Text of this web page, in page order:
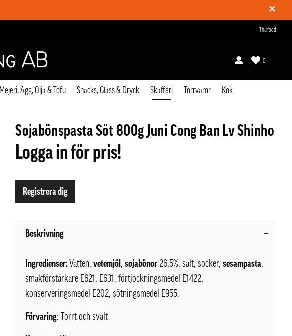
✕
Thaifood
0
Mejeri, Ägg, Olja & Tofu Snacks, Glass & Dryck Skafferi Torrvaror Kök
Sojabönspasta Söt 800g Juni Cong Ban Lv Shinho
Logga in för pris!
Registrera dig
Beskrivning
Ingredienser:Vatten,vetemjöl ,sojabönor 26,5%, salt, socker,sesampasta,
smakförstärkare E621, E631, förtjockningsmedel E1422,
konserveringsmedel E202, sötningsmedel E955.
Förvaring: Torrt och svalt